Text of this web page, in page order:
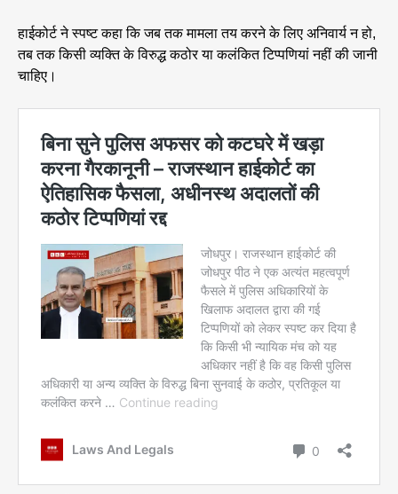
हाईकोर्ट ने स्पष्ट कहा कि जब तक मामला तय करने के लिए अनिवार्य न हो,
तब तक किसी व्यक्ति के विरुद्ध कठोर या कलंकित टिप्पणियां नहीं की जानी
चाहिए।